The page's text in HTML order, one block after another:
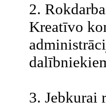
2.
Kreatīvo
3. Jebkurai